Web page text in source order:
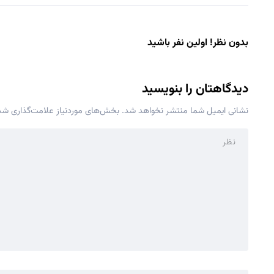
بدون نظر! اولین نفر باشید
دیدگاهتان را بنویسید
نشانی ایمیل شما منتشر نخواهد شد. بخش‌های موردنیاز علامت‌گذاری